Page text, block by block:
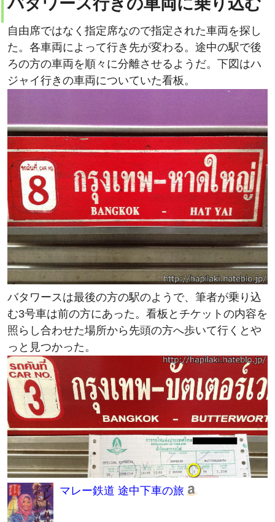
自由席ではなく指定席なので指定された車両を探し
た。各車両によって行き先が変わる。途中の駅で後
ろの方の車両を順々に分離させるようだ。下図はハ
ジャイ行きの車両についていた看板。
バタワースは最後の方の駅のようで、筆者が乗り込
む3号車は前の方にあった。看板とチケットの内容を
照らし合わせた場所から先頭の方へ歩いて行くとや
っと見つかった。
マレー鉄道 途中下車の旅